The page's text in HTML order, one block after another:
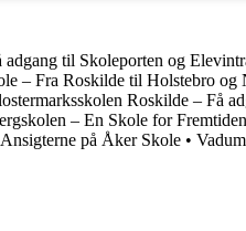
til Skoleporten og
– Fra Roskilde til Holstebro
Roskilde – Få
– En Skole for
på Åker Skole •